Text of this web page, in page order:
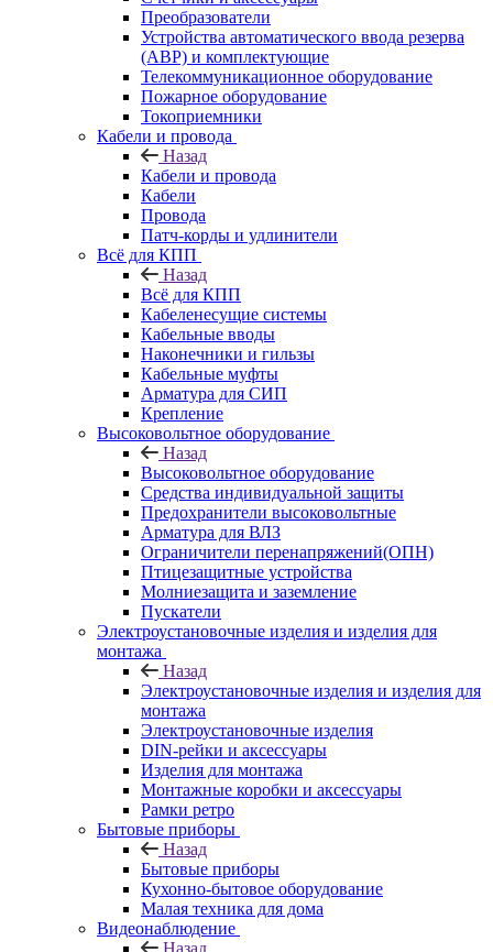
Преобразователи
Устройства автоматического ввода резерва
(АВР) и комплектующие
Телекоммуникационное оборудование
Пожарное оборудование
Токоприемники
Кабели и провода
Назад
Кабели и провода
Кабели
Провода
Патч-корды и удлинители
Всё для КПП
Назад
Всё для КПП
Кабеленесущие системы
Кабельные вводы
Наконечники и гильзы
Кабельные муфты
Арматура для СИП
Крепление
Высоковольтное оборудование
Назад
Высоковольтное оборудование
Средства индивидуальной защиты
Предохранители высоковольтные
Арматура для ВЛЗ
Ограничители перенапряжений(ОПН)
Птицезащитные устройства
Молниезащита и заземление
Пускатели
Электроустановочные изделия и изделия для
монтажа
Назад
Электроустановочные изделия и изделия для
монтажа
Электроустановочные изделия
DIN-рейки и аксессуары
Изделия для монтажа
Монтажные коробки и аксессуары
Рамки ретро
Бытовые приборы
Назад
Бытовые приборы
Кухонно-бытовое оборудование
Малая техника для дома
Видеонаблюдение
Назад